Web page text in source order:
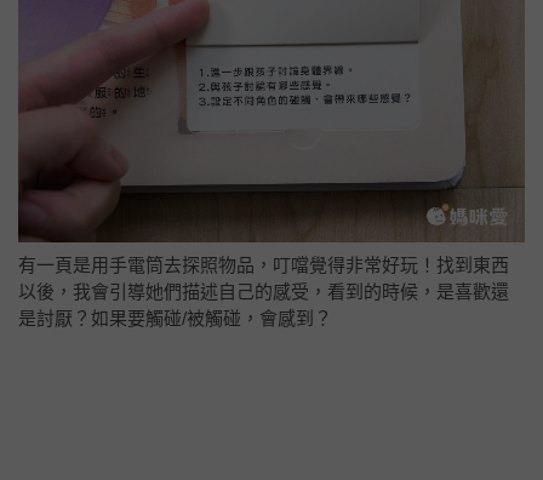
有一頁是用手電筒去探照物品，叮噹覺得非常好玩！找到東西
以後，我會引導她們描述自己的感受，看到的時候，是喜歡還
是討厭？如果要觸碰/被觸碰，會感到？